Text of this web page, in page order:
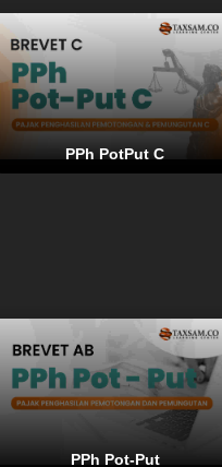
PPh PotPut C
PPh Pot-Put